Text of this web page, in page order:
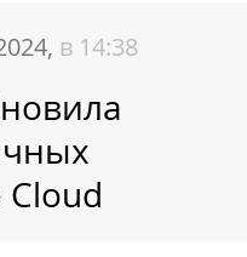
в 14:38
Cloud